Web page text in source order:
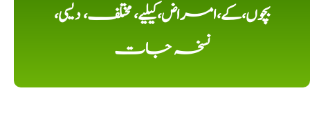
بچوں،کے،امراض،کیلیے، مختلف، دیسی،
نسخہ جات